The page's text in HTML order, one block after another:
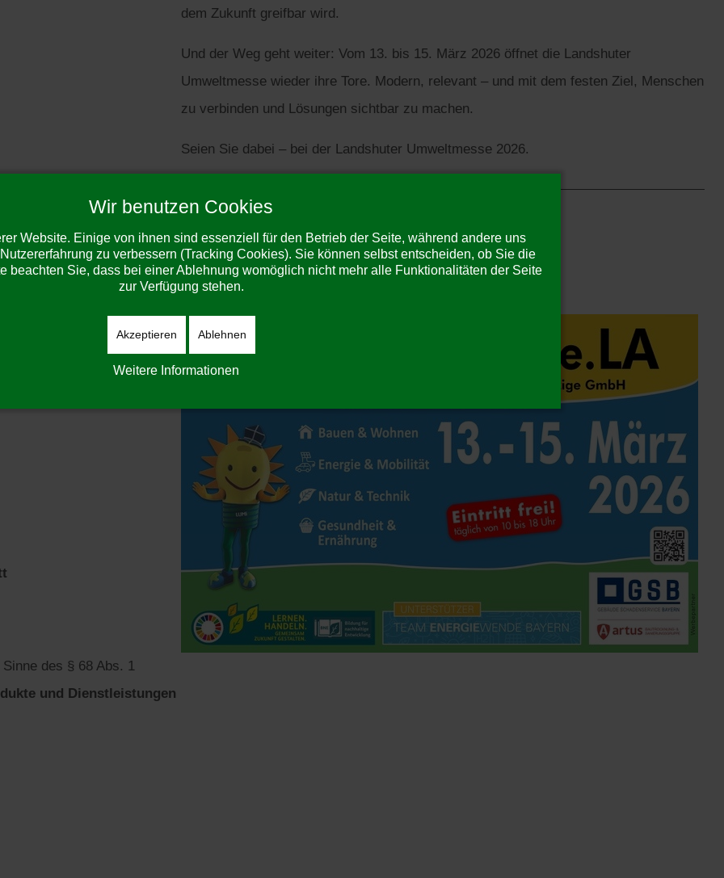
dem Zukunft greifbar wird.
Und der Weg geht weiter: Vom 13. bis 15. März 2026 öffnet die Landshuter
Umweltmesse wieder ihre Tore. Modern, relevant – und mit dem festen Ziel, Menschen
zu verbinden und Lösungen sichtbar zu machen.
Seien Sie dabei – bei der Landshuter Umweltmesse 2026.
Ausblick
und Dienstleistungen
vernetzen. Im Mittelpunkt
Sinne des § 68 Abs. 1
und Dienstleistungen
Wir benutzen Cookies
Website. Einige von ihnen sind essenziell für den Betrieb der Seite, während andere uns
zu verbessern (Tracking Cookies). Sie können selbst entscheiden, ob Sie die
beachten Sie, dass bei einer Ablehnung womöglich nicht mehr alle Funktionalitäten der Seite
zur Verfügung stehen.
Akzeptieren Ablehnen
Weitere Informationen